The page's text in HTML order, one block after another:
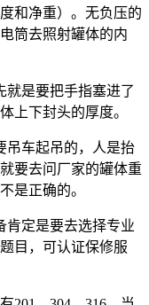
和净重）。无负压的
筒去照射罐体的内
是要把手指塞进了
上下封头的厚度。
车起吊的，人是抬
要去问厂家的罐体重
是正确的。
定是要去选择专业
目，可认证保修服